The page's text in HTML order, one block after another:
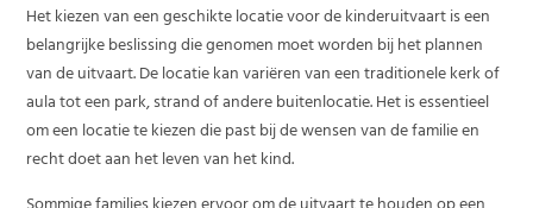
Het kiezen van een geschikte locatie voor de kinderuitvaart is een
belangrijke beslissing die genomen moet worden bij het plannen
van de uitvaart. De locatie kan variëren van een traditionele kerk of
aula tot een park, strand of andere buitenlocatie. Het is essentieel
om een locatie te kiezen die past bij de wensen van de familie en
recht doet aan het leven van het kind.